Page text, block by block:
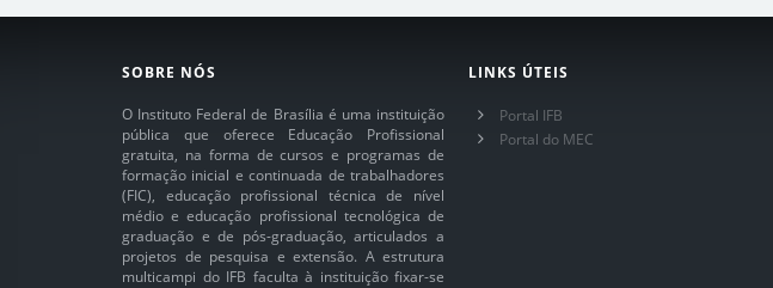
SOBRE NÓS
O Instituto Federal de Brasília é uma instituição
pública que oferece Educação Profissional
gratuita, na forma de cursos e programas de
formação inicial e continuada de trabalhadores
(FIC), educação profissional técnica de nível
médio e educação profissional tecnológica de
graduação e de pós-graduação, articulados a
projetos de pesquisa e extensão. A estrutura
multicampi do IFB faculta à instituição fixar-se
LINKS ÚTEIS
Portal IFB
Portal do MEC